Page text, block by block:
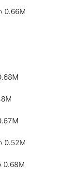
0.66M
0.52M
0.68M